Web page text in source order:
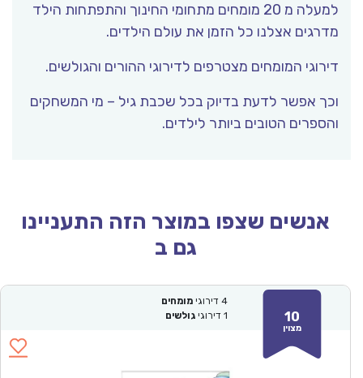
למעלה מ 20 מומחים מתחומי החינוך והתפתחות הילד
מדרגים אצלנו כל הזמן את עולם הילדים.
דירוגי המומחים מצטרפים לדירוגי ההורים והגולשים.
וכך אפשר לדעת בדיוק בכל שכבת גיל – מי המשחקים
והספרים הטובים ביותר לילדים.
אנשים שצפו במוצר הזה התעניינו
גם ב
10
מצוין
4 דירוגי מומחים
1 דירוגי גולשים